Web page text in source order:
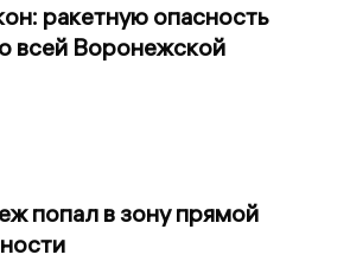
ракетную опасность
всей Воронежской
попал в зону прямой